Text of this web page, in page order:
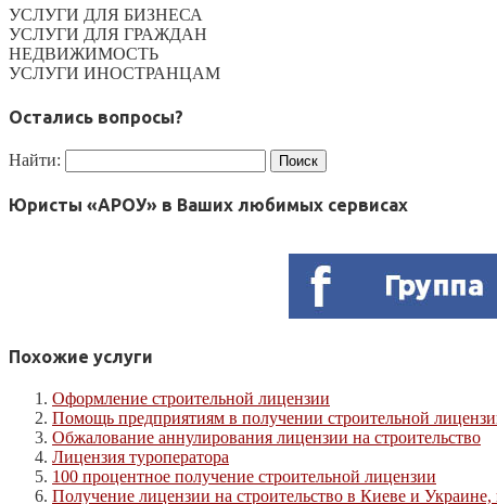
УСЛУГИ ДЛЯ БИЗНЕСА
УСЛУГИ ДЛЯ ГРАЖДАН
НЕДВИЖИМОСТЬ
УСЛУГИ ИНОСТРАНЦАМ
Остались вопросы?
Найти:
Юристы «АРОУ» в Ваших любимых сервисах
Похожие услуги
Оформление строительной лицензии
Помощь предприятиям в получении строительной
Обжалование аннулирования лицензии на строительство
Лицензия туроператора
100 процентное получение строительной лицензии
Получение лицензии на строительство в Киеве и